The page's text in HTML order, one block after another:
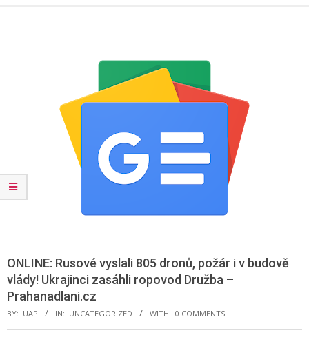
ONLINE: Rusové vyslali 805 dronů, požár i v budově
vlády! Ukrajinci zasáhli ropovod Družba –
Prahanadlani.cz
BY: UAP IN: UNCATEGORIZED WITH: 0 COMMENTS